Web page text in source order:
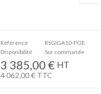
Référence
RSGIGA10-POE
Disponibilité
Sur commande
3 385,00 € HT
4 062,00 € TTC